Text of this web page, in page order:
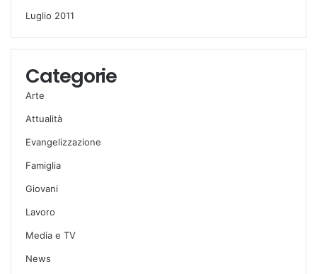
Luglio 2011
Categorie
Arte
Attualità
Evangelizzazione
Famiglia
Giovani
Lavoro
Media e TV
News